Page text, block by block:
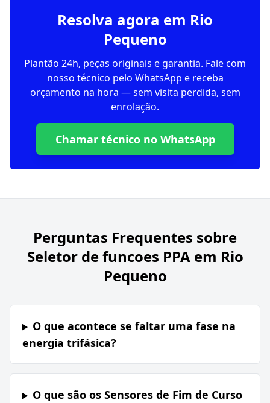
Resolva agora em Rio
Pequeno
Plantão 24h, peças originais e garantia. Fale com
nosso técnico pelo WhatsApp e receba
orçamento na hora — sem visita perdida, sem
enrolação.
Chamar técnico no WhatsApp
Perguntas Frequentes sobre
Seletor de funcoes PPA em Rio
Pequeno
O que acontece se faltar uma fase na
energia trifásica?
O que são os Sensores de Fim de Curso